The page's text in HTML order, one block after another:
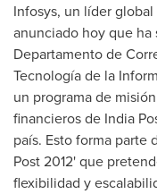
Infosys, un líder
anunciado hoy que
Departamento de
Tecnología de la
un programa de
financieros de India
país. Esto forma parte
Post 2012' que
flexibilidad y